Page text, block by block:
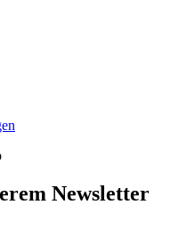
Newsletter